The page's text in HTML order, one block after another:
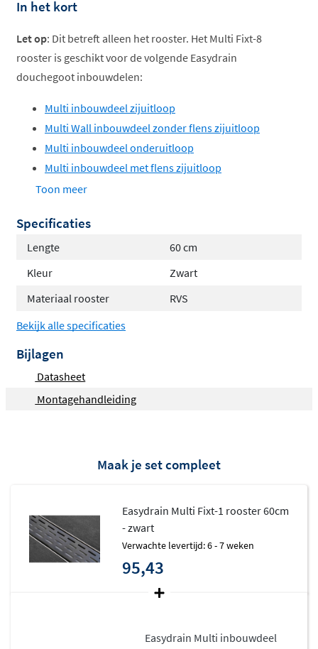
Offertes
In het kort
Let op: Dit betreft alleen het rooster. Het Multi Fixt-8
rooster is geschikt voor de volgende Easydrain
douchegoot inbouwdelen:
Multi inbouwdeel zijuitloop
Multi Wall inbouwdeel zonder flens zijuitloop
Multi inbouwdeel onderuitloop
Multi inbouwdeel met flens zijuitloop
Multi inbouwdeel zijuitloop op uiteinde
Toon meer
Specificaties
Lengte
60 cm
Kleur
Zwart
Materiaal rooster
RVS
Bekijk alle specificaties
Bijlagen
Datasheet
Montagehandleiding
Maak je set compleet
Easydrain Multi Fixt-1 rooster 60cm
- zwart
Verwachte levertijd: 6 - 7 weken
95,43
Easydrain Multi inbouwdeel